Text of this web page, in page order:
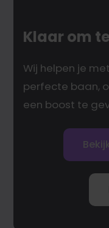
Klaar om
Wij helpen je
perfecte baan,
een boost te